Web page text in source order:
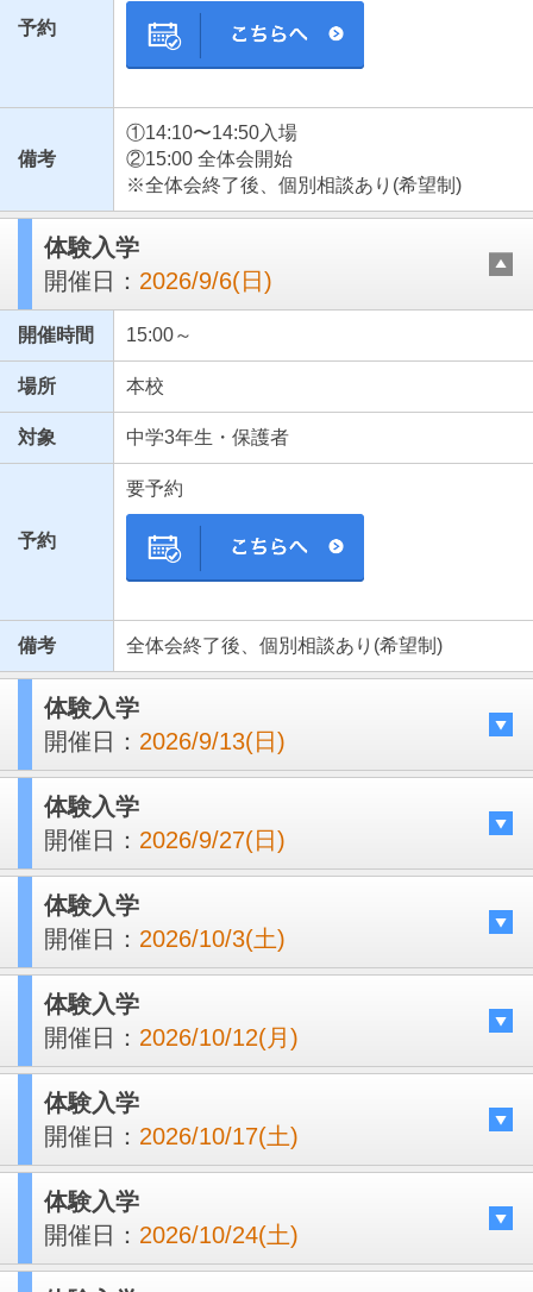
予約
備考
①14:10〜14:50入場
②15:00 全体会開始
※全体会終了後、個別相談あり(希望制)
体験入学
開催日： 2026/9/6(日)
開催時間 15:00～
場所 本校
対象 中学3年生・保護者
予約
要予約
備考 全体会終了後、個別相談あり(希望制)
体験入学
開催日： 2026/9/13(日)
体験入学
開催日： 2026/9/27(日)
体験入学
開催日： 2026/10/3(土)
体験入学
開催日： 2026/10/12(月)
体験入学
開催日： 2026/10/17(土)
体験入学
開催日： 2026/10/24(土)